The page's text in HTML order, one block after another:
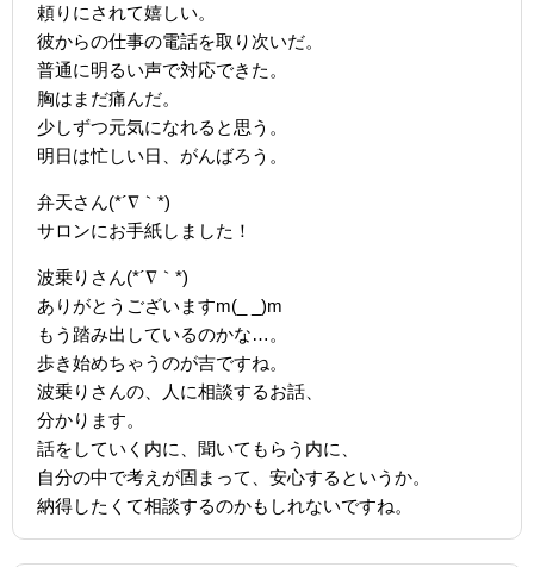
頼りにされて嬉しい。
彼からの仕事の電話を取り次いだ。
普通に明るい声で対応できた。
胸はまだ痛んだ。
少しずつ元気になれると思う。
明日は忙しい日、がんばろう。
弁天さん(*´∇｀*)
サロンにお手紙しました！
波乗りさん(*´∇｀*)
ありがとうございますm(_ _)m
もう踏み出しているのかな…。
歩き始めちゃうのが吉ですね。
波乗りさんの、人に相談するお話、
分かります。
話をしていく内に、聞いてもらう内に、
自分の中で考えが固まって、安心するというか。
納得したくて相談するのかもしれないですね。